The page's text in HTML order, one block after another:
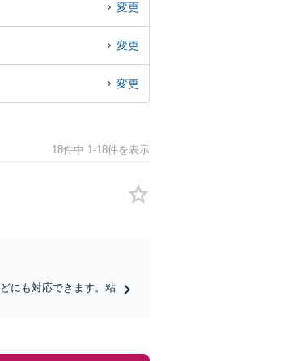
変更
変更
変更
18件中 1-18件を表示
にも対応できます。粘